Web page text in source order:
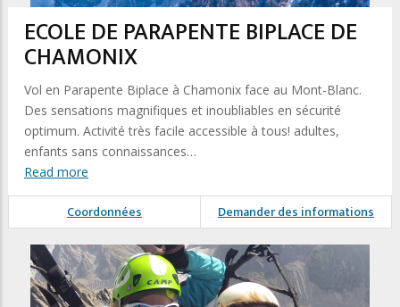
ECOLE DE PARAPENTE BIPLACE DE
CHAMONIX
Vol en Parapente Biplace à Chamonix face au Mont-Blanc.
Des sensations magnifiques et inoubliables en sécurité
optimum. Activité très facile accessible à tous! adultes,
enfants sans connaissances…
Read more
Coordonnées Demander des informations